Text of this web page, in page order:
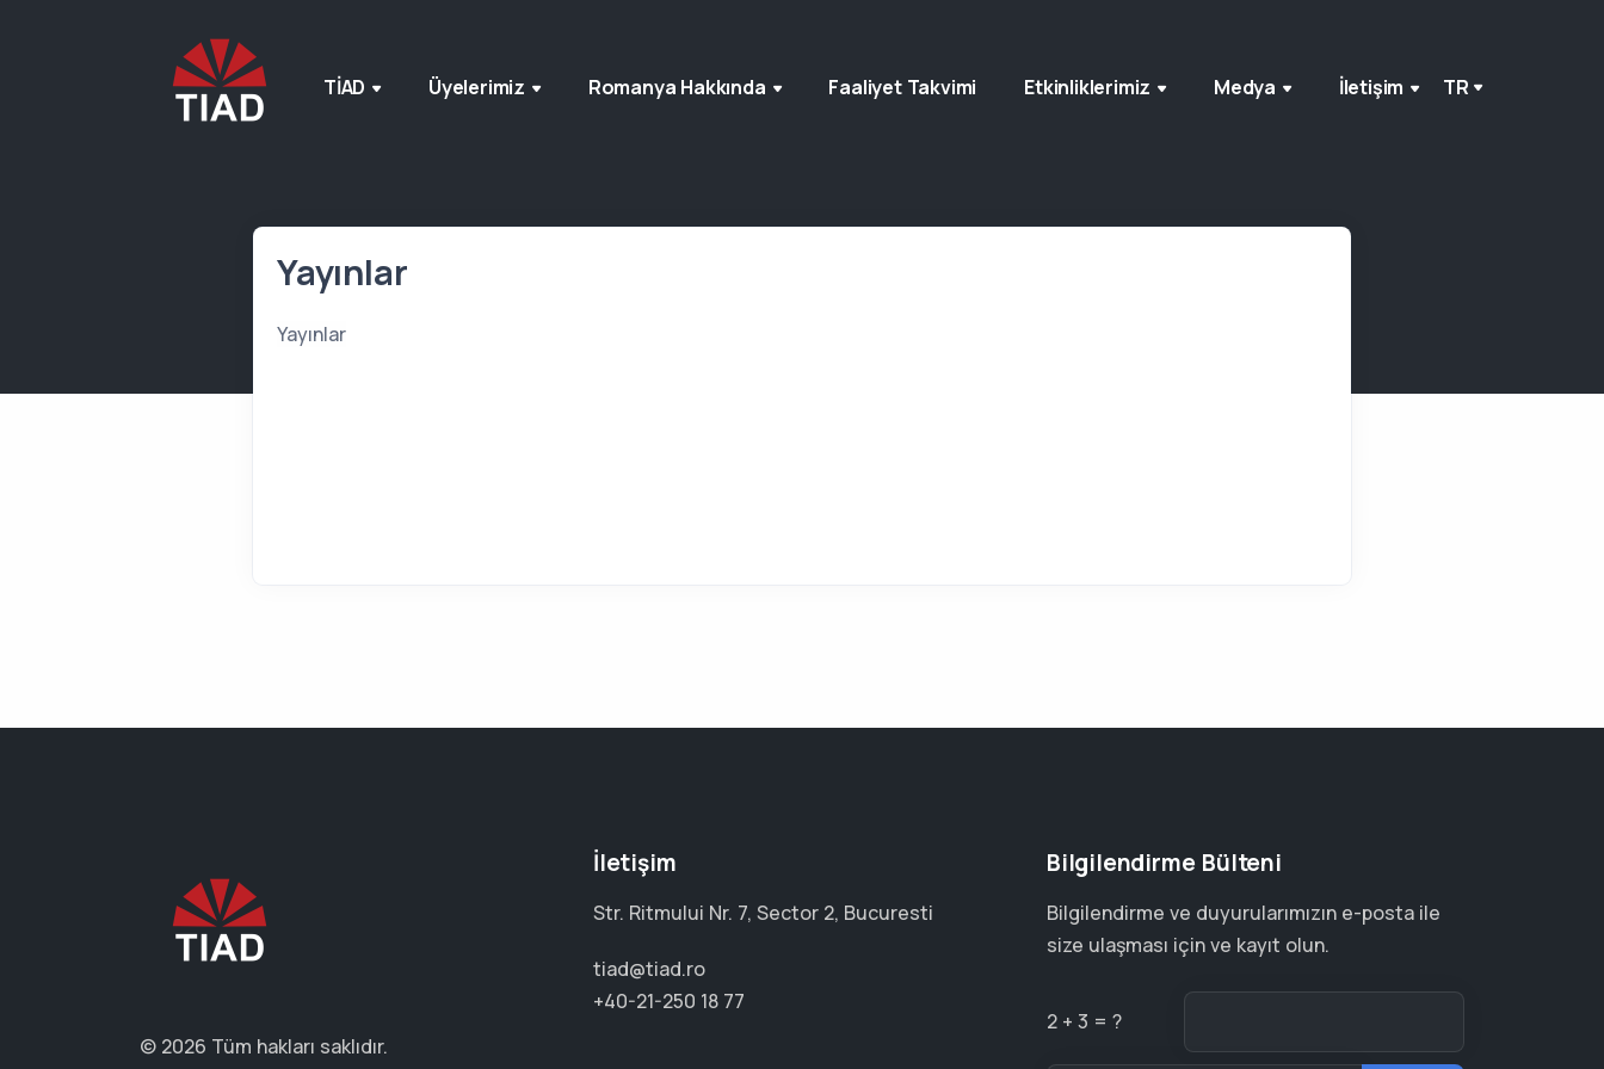
TİAD Üyelerimiz Romanya Hakkında Faaliyet Takvimi Etkinliklerimiz Medya İletişim TR
Yayınlar
Yayınlar
© 2026 Tüm hakları saklıdır.
İletişim
Str. Ritmului Nr. 7, Sector 2, Bucuresti
tiad@tiad.ro
+40-21-250 18 77
Bilgilendirme Bülteni
Bilgilendirme ve duyurularımızın e-posta ile
size ulaşması için ve kayıt olun.
2 + 3 = ?